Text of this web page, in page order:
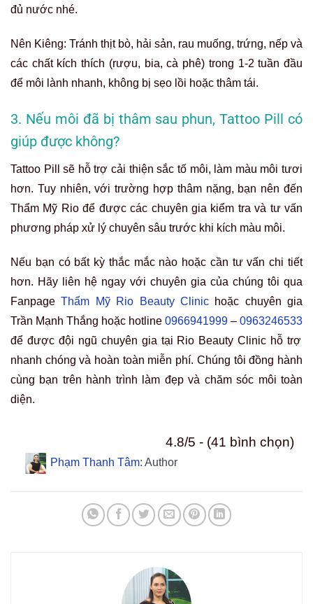
đủ nước nhé.
Nên Kiêng: Tránh thịt bò, hải sản, rau muống, trứng, nếp và
các chất kích thích (rượu, bia, cà phê) trong 1-2 tuần đầu
để môi lành nhanh, không bị sẹo lồi hoặc thâm tái.
3. Nếu môi đã bị thâm sau phun, Tattoo Pill có
giúp được không?
Tattoo Pill sẽ hỗ trợ cải thiện sắc tố môi, làm màu môi tươi
hơn. Tuy nhiên, với trường hợp thâm nặng, bạn nên đến
Thẩm Mỹ Rio để được các chuyên gia kiểm tra và tư vấn
phương pháp xử lý chuyên sâu trước khi kích màu môi.
Nếu bạn có bất kỳ thắc mắc nào hoặc cần tư vấn chi tiết
hơn. Hãy liên hệ ngay với chuyên gia của chúng tôi qua
FanpageThẩm Mỹ Rio Beauty Clinichoặc chuyên gia
Trần Mạnh Thắng hoặc hotline 0966941999 – 0963246533
để được đội ngũ chuyên gia tại Rio Beauty Clinic hỗ trợ
nhanh chóng và hoàn toàn miễn phí. Chúng tôi đồng hành
cùng bạn trên hành trình làm đẹp và chăm sóc môi toàn
diện.
4.8/5 - (41 bình chọn)
Phạm Thanh Tâm: Author